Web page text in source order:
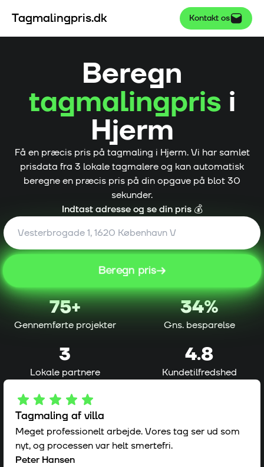
Tagmalingpris.dk Kontakt os
Beregn
tagmalingprisi
Hjerm
Få en præcis pris på tagmaling i Hjerm. Vi har samlet
prisdata fra 3 lokale tagmalere og kan automatisk
beregne en præcis pris på din opgave på blot 30
sekunder.
Indtast adresse og se din pris 💰
Beregn pris
75+
Gennemførte projekter
34%
Gns. besparelse
3
Lokale partnere
4.8
Kundetilfredshed
Tagmaling af villa
Meget professionelt arbejde. Vores tag ser ud som
nyt, og processen var helt smertefri.
Peter Hansen